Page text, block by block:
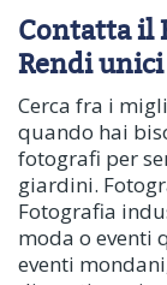
Contatta il
Rendi
Cerca fra i
quando hai
fotografi per
giardini.
Fotografia
moda o eventi
eventi